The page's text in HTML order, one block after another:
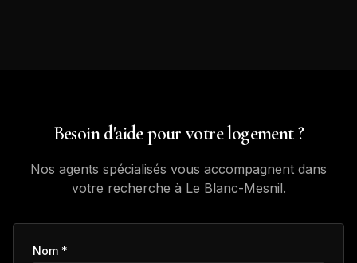
Besoin d'aide pour votre logement ?
Nos agents spécialisés vous accompagnent dans
votre recherche à Le Blanc-Mesnil.
Nom *